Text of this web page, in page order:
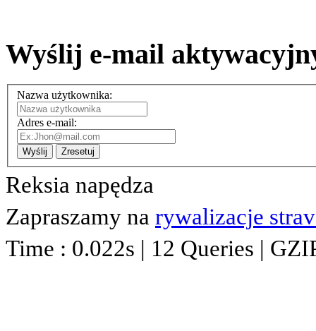
Wyślij e-mail
Nazwa użytkownika:
Adres e-mail:
Wyślij Zresetuj
Reksia napędza
Zapraszamy na rywalizacje
Time : 0.022s | 12 Queries |